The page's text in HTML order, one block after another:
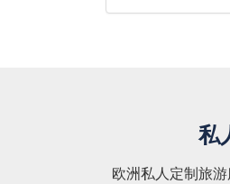
私
欧洲私人定制旅